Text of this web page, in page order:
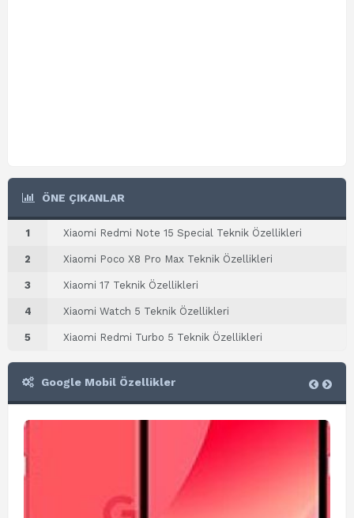
ÖNE ÇIKANLAR
1 Xiaomi Redmi Note 15 Special Teknik Özellikleri
2 Xiaomi Poco X8 Pro Max Teknik Özellikleri
3 Xiaomi 17 Teknik Özellikleri
4 Xiaomi Watch 5 Teknik Özellikleri
5 Xiaomi Redmi Turbo 5 Teknik Özellikleri
Google Mobil Özellikler